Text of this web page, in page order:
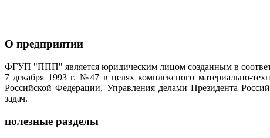
О предприятии
ФГУП "ППП" является юридическим лицом созданным в
7 декабря 1993 г. №47 в целях комплексного материально-
Российской Федерации, Управления делами Президента
задач.
полезные разделы